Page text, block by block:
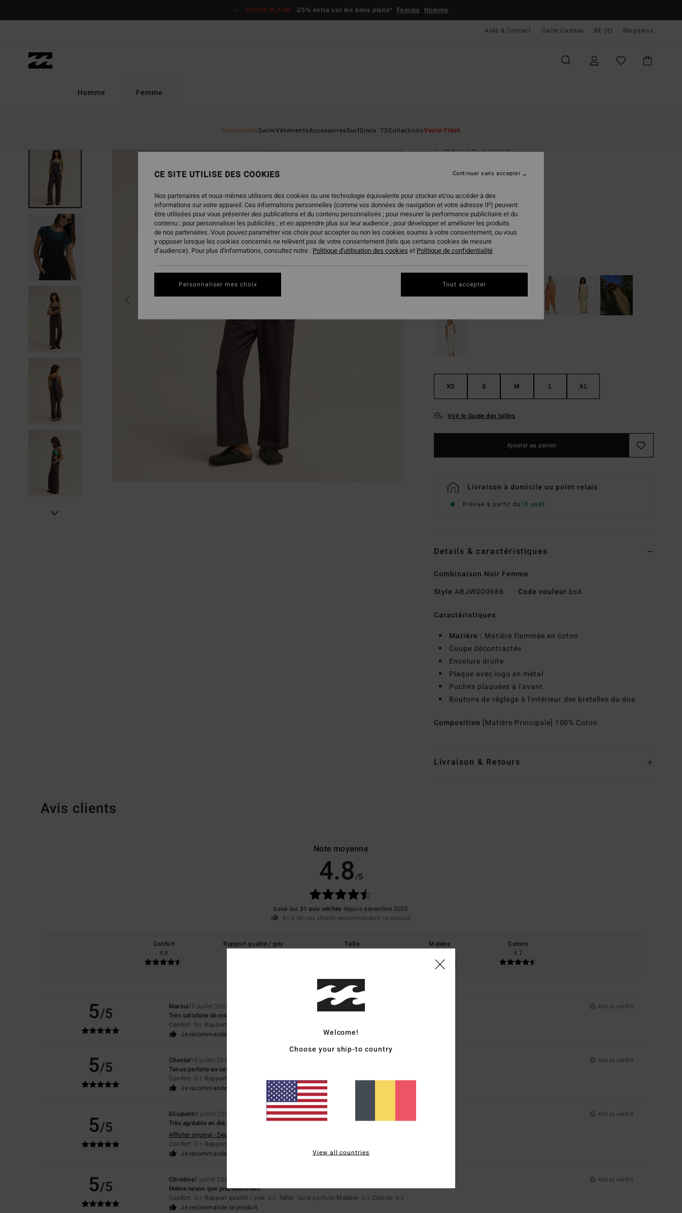
VENTE FLASH -25% extra sur les bons plans* Femme Homme
Aide & Contact Carte Cadeau BE (€) Magasins
Homme Femme
NouveautésSwimVêtementsAccessoiresSurfSince '73CollectionsVente Flash
Pacific Time
(31 Avis)
75,95 €
40%
45,57 €
BONS PLANS
VENTE FLASH 25% EXTRA
XS S M L XL
Voir le Guide des tailles
Ajouter au panier
Livraison à domicile ou point relais
Prévue à partir du10 août
Details & caractéristiques
Combinaison Noir Femme
Style ABJWD00686 Code couleur bsd
Caractéristiques
Matière : Matière flammée en coton
Coupe décontractée
Encolure droite
Plaque avec logo en métal
Poches plaquées à l'avant
Boutons de réglage à l'intérieur des bretelles du dos.
Composition [Matière Principale] 100% Coton
Livraison & Retours
Avis clients
Note moyenne
4.8/5
basé sur 31 avis vérifiés depuis décembre 2025
81% de nos clients recommandent ce produit
Confort
4.9
Rapport qualité / prix
Taille
Matière
Coloris
4.7
5/5 Marina10 juillet 2026
Achat vérifié
Très satisfaite de mon achat
Confort: 5/5 Rapport qualité / prix
Je recommande ce produit
5/5 Chantal10 juillet 2026
Achat vérifié
Tenue parfaite en cette saison chaude.
Confort: 5/5 Rapport qualité / prix : 4/5 Taille: Taille parfaite Matière: 5/5 Coloris: 5/5
Je recommande ce produit
5/5
Elisabeth9 juillet 2026
Achat vérifié
Très agréable en été, la couleur est parfaite !
Afficher original - Deutsch
Confort: 5/5 Rapport qualité / prix
Je recommande ce produit
5/5 Christine5 juillet 2026
Achat vérifié
Même raison que précédemment
Confort: 5/5 Rapport qualité / prix: 5/5 Taille: Taille parfaite Matière: 5/5 Coloris: 4/5
Je recommande ce produit
Welcome!
Choose your ship-to country
View all countries
CE SITE UTILISE DES COOKIES
Nos partenaires et nous-mêmes utilisons des cookies ou une technologie équivalente pour stocker et/ou accéder à des
informations sur votre appareil. Ces informations personnelles (comme vos données de navigation et votre adresse IP) peuvent
être utilisées pour vous présenter des publications et du contenu personnalisés ; pour mesurer la performance publicitaire et du
contenu ; pour personnaliser les publicités ; et en apprendre plus sur leur audience ; pour développer et améliorer les produits
de nos partenaires. Vous pouvez paramétrer vos choix pour accepter ou non les cookies soumis à votre consentement, ou vous
y opposer lorsque les cookies concernés ne relèvent pas de votre consentement (tels que certains cookies de mesure
d’audience). Pour plus d'informations, consultez notre : Politique d'utilisation des cookies et Politique de confidentialité
Personnaliser mes choix
Continuer sans accepter
Tout accepter